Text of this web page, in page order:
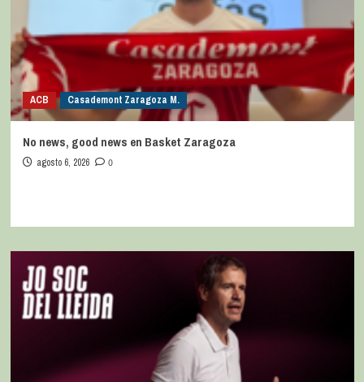
ACB Casademont Zaragoza M.
No news, good news en Basket Zaragoza
agosto 6, 2026 0